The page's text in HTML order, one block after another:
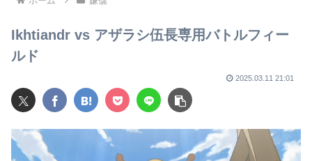
Ikhtiandr vs アザラシ伍長専用バトルフィー
ルド
2025.03.11 21:01